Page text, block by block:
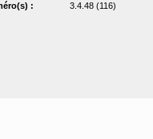
: 3.4.48 (116)